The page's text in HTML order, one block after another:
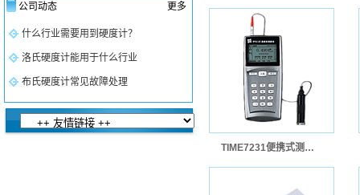
公司动态 更多
什么行业需要用到硬度计？
洛氏硬度计能用于什么行业
布氏硬度计常见故障处理
TIME7231便携式测振仪-原TV310